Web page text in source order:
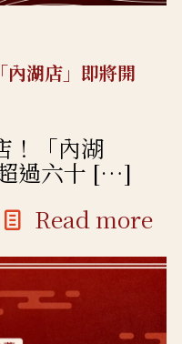
內湖店」即將開
！「內湖
過六十 […]
Read more